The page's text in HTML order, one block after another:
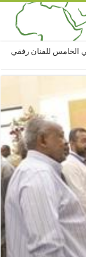
الخامس للفنان رفقي